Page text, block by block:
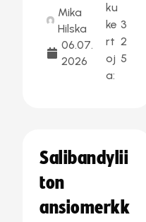
Mika
Hilska
06.07.
2026
ku
ke
rt
oj
a:
3
2
5
Salibandylii
ton
ansiomerkk